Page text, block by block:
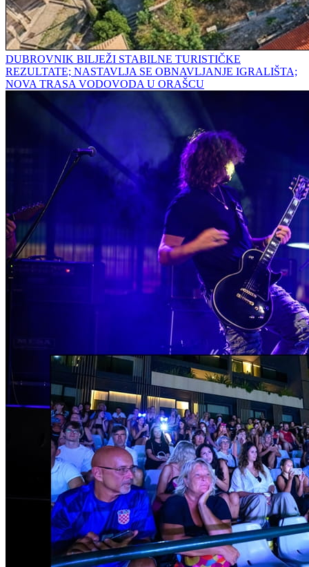
DUBROVNIK BILJEŽI STABILNE TURISTIČKE
REZULTATE; NASTAVLJA SE OBNAVLJANJE IGRALIŠTA;
NOVA TRASA VODOVODA U ORAŠCU